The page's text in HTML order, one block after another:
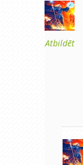
Atbildēt